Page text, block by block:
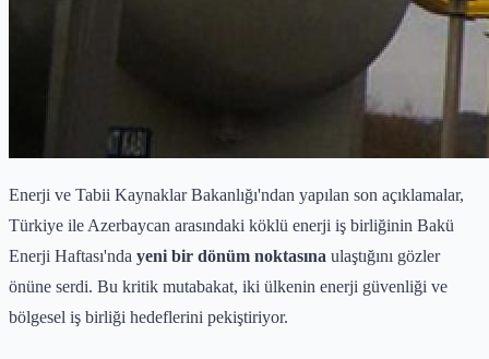
Enerji ve Tabii Kaynaklar Bakanlığı'ndan yapılan son açıklamalar,
Türkiye ile Azerbaycan arasındaki köklü enerji iş birliğinin Bakü
Enerji Haftası'nda yeni bir dönüm noktasına ulaştığını gözler
önüne serdi. Bu kritik mutabakat, iki ülkenin enerji güvenliği ve
bölgesel iş birliği hedeflerini pekiştiriyor.